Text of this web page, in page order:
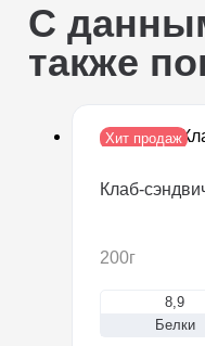
С
также
Хит продаж
Клаб-
200г
8,9
Белки